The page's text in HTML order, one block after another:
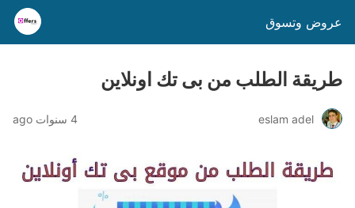
عروض وتسوق
طريقة الطلب من بى تك اونلاين
eslam adel 4 سنوات ago